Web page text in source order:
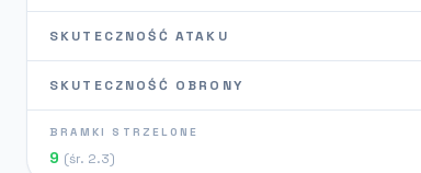
SKUTECZNOŚĆ ATAKU
SKUTECZNOŚĆ OBRONY
BRAMKI STRZELONE
9 (śr. 2.3)